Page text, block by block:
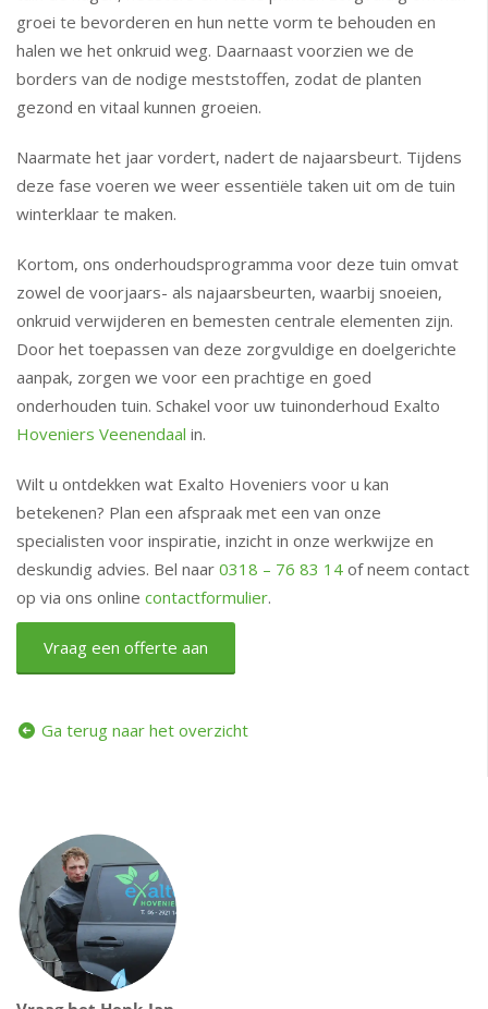
groei te bevorderen en hun nette vorm te behouden en
halen we het onkruid weg. Daarnaast voorzien we de
borders van de nodige meststoffen, zodat de planten
gezond en vitaal kunnen groeien.
Naarmate het jaar vordert, nadert de najaarsbeurt. Tijdens
deze fase voeren we weer essentiële taken uit om de tuin
winterklaar te maken.
Kortom, ons onderhoudsprogramma voor deze tuin omvat
zowel de voorjaars- als najaarsbeurten, waarbij snoeien,
onkruid verwijderen en bemesten centrale elementen zijn.
Door het toepassen van deze zorgvuldige en doelgerichte
aanpak, zorgen we voor een prachtige en goed
onderhouden tuin. Schakel voor uw tuinonderhoud Exalto
Hoveniers Veenendaal in.
Wilt u ontdekken wat Exalto Hoveniers voor u kan
betekenen? Plan een afspraak met een van onze
specialisten voor inspiratie, inzicht in onze werkwijze en
deskundig advies. Bel naar 0318 – 76 83 14 of neem contact
op via ons online contactformulier.
Vraag een offerte aan
Ga terug naar het overzicht